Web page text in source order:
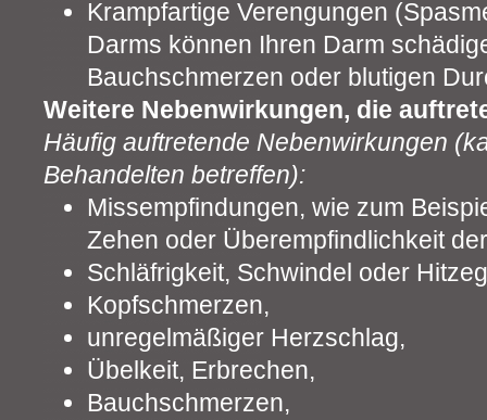
Krampfartige Verengungen
Darms können Ihren Darm
Bauchschmerzen oder blutigen
Weitere Nebenwirkungen, die
Häufig auftretende Nebenwirkungen
Behandelten betreffen):
Missempfindungen, wie zum
Zehen oder Überempfindlichkeit
Schläfrigkeit, Schwindel oder
Kopfschmerzen,
unregelmäßiger Herzschlag,
Übelkeit, Erbrechen,
Bauchschmerzen,